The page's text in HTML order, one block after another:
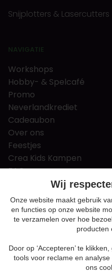
Snijplotters & Lasercutters
NAVIGATIE
Workshops
Hobby- & Spelcafé
Promo
Neverlandkrediet
Cadeaubon
Over ons
Feestjes
Crea Kids Kampen
FAQ
Tips & tricks
Contact
Nieuws & Vacatures
Algemene
Privacy en
Wij
Onze website maakt gebruik
en functies op onze website
te verzamelen over hoe
producten
Door op ‘Accepteren’ te
tools voor reclame en
ons